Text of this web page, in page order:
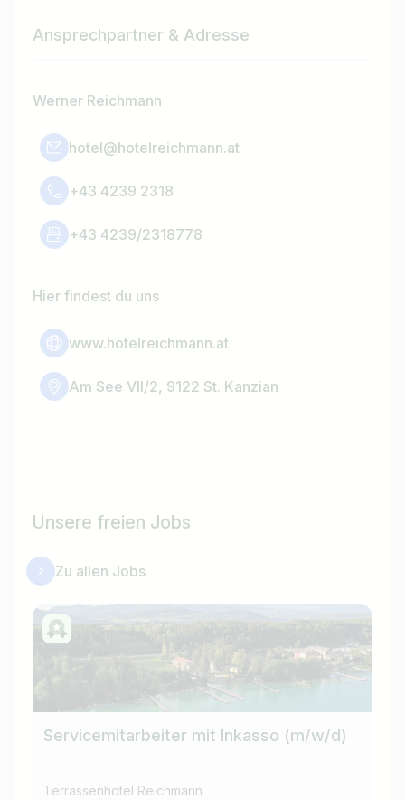
Ansprechpartner & Adresse
Werner Reichmann
hotel@hotelreichmann.at
+43 4239 2318
+43 4239/2318778
Hier findest du uns
www.hotelreichmann.at
Am See VII/2, 9122 St. Kanzian
Unsere freien Jobs
Zu allen Jobs
Servicemitarbeiter mit Inkasso (m/w/d)
Terrassenhotel Reichmann